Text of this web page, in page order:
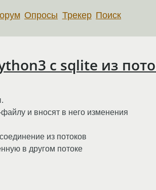
Опросы Трекер Поиск
с sqlite из
и вносят в него изменения
из потоков
в другом потоке